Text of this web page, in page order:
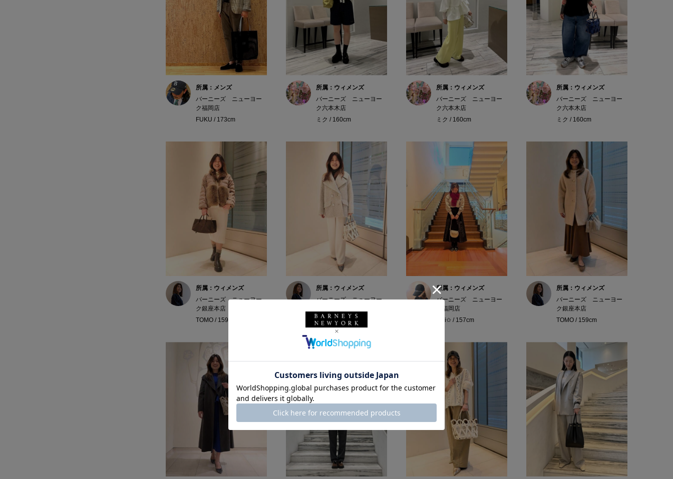
所属：メンズ
バーニーズ ニューヨー
ク福岡店
FUKU / 173cm
所属：ウィメンズ
バーニーズ ニューヨー
ク六本木店
ミク / 160cm
所属：ウィメンズ
バーニーズ ニューヨー
ク六本木店
ミク / 160cm
所属：ウィメンズ
バーニーズ ニューヨー
ク六本木店
ミク / 160cm
所属：ウィメンズ
バーニーズ ニューヨー
ク銀座本店
TOMO / 159cm
所属：ウィメンズ
バーニーズ ニューヨー
TOMO / 159cm
所属：ウィメンズ
バーニーズ ニューヨー
ク福岡店
emi✩ / 157cm
所属：ウィメンズ
バーニーズ ニューヨー
ク銀座本店
TOMO / 159cm